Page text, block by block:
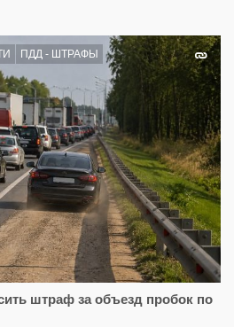
ПДД - ШТРАФЫ
штраф за объезд пробок по